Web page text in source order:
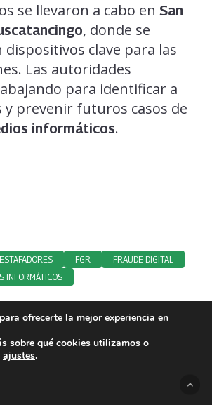
se llevaron a cabo en San
, donde se
dispositivos clave para las
Las autoridades
para identificar a
y prevenir futuros casos de
informáticos.
ESTAFADORES FGR
FRAUDE DIGITAL
INFORMÁTICOS
López
ofrecerte la mejor experiencia en
sobre qué cookies utilizamos o
ajustes.